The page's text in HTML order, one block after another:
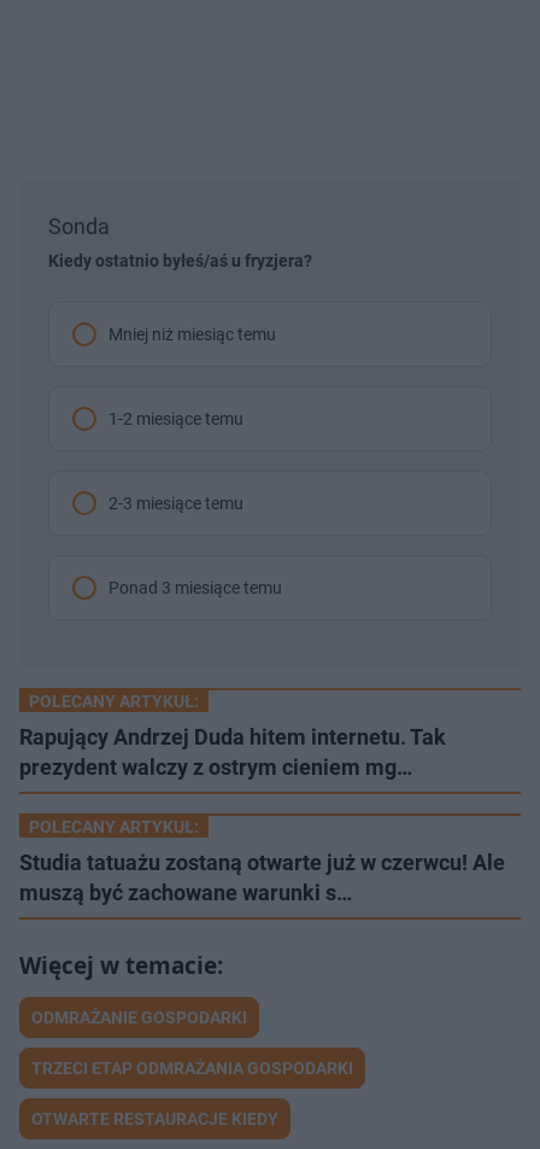
Sonda
Kiedy ostatnio byłeś/aś u fryzjera?
Mniej niż miesiąc temu
1-2 miesiące temu
2-3 miesiące temu
Ponad 3 miesiące temu
POLECANY ARTYKUŁ:
Rapujący Andrzej Duda hitem internetu. Tak
prezydent walczy z ostrym cieniem mg…
POLECANY ARTYKUŁ:
Studia tatuażu zostaną otwarte już w czerwcu! Ale
muszą być zachowane warunki s…
ODMRAŻANIE GOSPODARKI
TRZECI ETAP ODMRAŻANIA GOSPODARKI
OTWARTE RESTAURACJE KIEDY